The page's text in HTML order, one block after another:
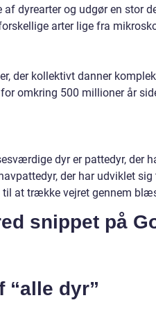
dyrearter og udgør en stor
arter lige fra
der kollektivt danner
omkring 500 millioner år
dyr er pattedyr, der
der har udviklet
til at trække vejret gennem
snippet på
“alle dyr”